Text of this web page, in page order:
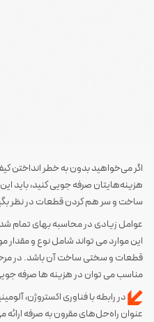
اگر می‌خواهید بدون به خطر انداختن
هزینه‌هایتان صرفه جویی کنید، باید
ساخت و سر هم کردن قطعات در نظر
عوامل زیادی در محاسبه بهای تمام
این موارد می تواند شامل نوع و مقدار
قطعات و سختی ساخت آن باشد. در
مناسب می توان در هزینه ها صرفه
در رابطه با فناوری اکستروژن،
عنوان راه‌حل‌های مقرون به صرفه